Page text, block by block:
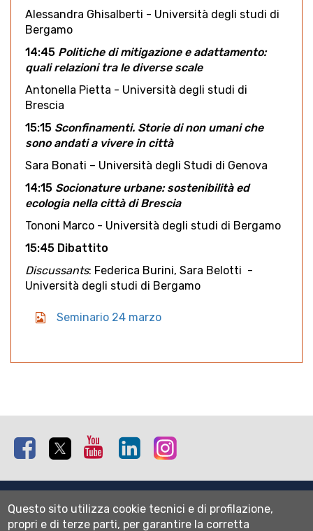
Alessandra Ghisalberti - Università degli studi di
Bergamo
14:45 Politiche di mitigazione e adattamento:
quali relazioni tra le diverse scale
Antonella Pietta - Università degli studi di
Brescia
15:15 Sconfinamenti. Storie di non umani che
sono andati a vivere in città
Sara Bonati – Università degli Studi di Genova
14:15 Socionature urbane: sostenibilità ed
ecologia nella città di Brescia
Tononi Marco - Università degli studi di Bergamo
15:45 Dibattito
Discussants: Federica Burini, Sara Belotti -
Università degli studi di Bergamo
Seminario 24 marzo
Facebook Twitter Youtube Linkedin
Mappa del sito
Normativa cookie
Questo sito utilizza cookie tecnici e di profilazione,
propri e di terze parti, per garantire la corretta